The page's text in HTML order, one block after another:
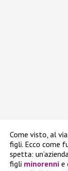
Come visto, al
figli. Ecco come
spetta:
figli minorenni e